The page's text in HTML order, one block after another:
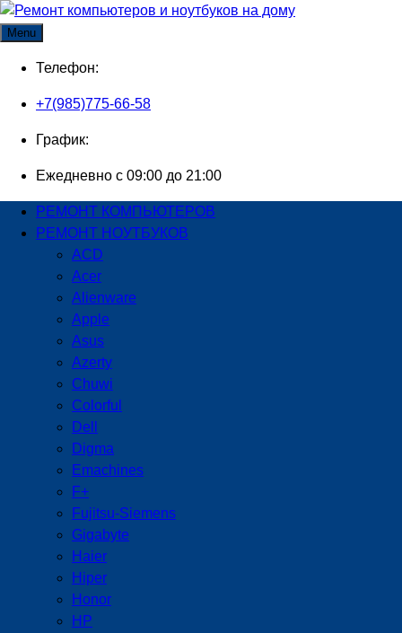
Skip
toMenu
Телефон:
+7(985)775-66-58
График:
Ежедневно с 09:00 до 21:00
РЕМОНТ КОМПЬЮТЕРОВ
РЕМОНТ НОУТБУКОВ
ACD
Acer
Alienware
Apple
Asus
Azerty
Chuwi
Colorful
Dell
Digma
Emachines
F+
Fujitsu-Siemens
Gigabyte
Haier
Hiper
Honor
HP